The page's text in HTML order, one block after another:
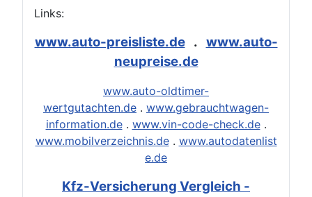
Links:
www.auto-preisliste.de. www.auto-
neupreise.de
www.auto-oldtimer-
wertgutachten.de . www.gebrauchtwagen-
information.de. www.vin-code-check.de.
www.mobilverzeichnis.de. www.autodatenlist
e.de
Kfz-Versicherung Vergleich -